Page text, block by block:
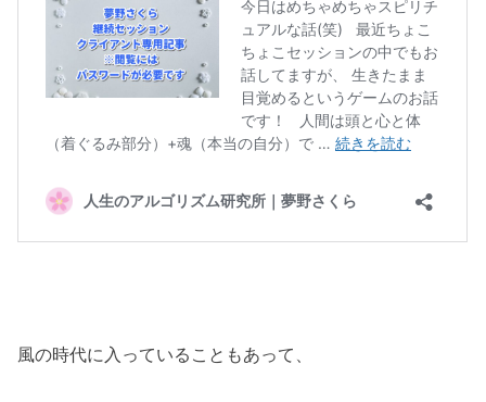
風の時代に入っていることもあって、